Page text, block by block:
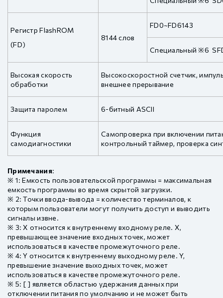
Регистр FlashROM
(FD)
8144 слов
FD0~FD6143
Специальный ※6
Высокая скорость
обработки
Высокоскоростной счетчик,
внешнее прерывание
Защита паролем 6-битный ASCII
Функция
самодиагностики
Самопроверка при включении
контрольный таймер, проверка
Примечания:
※ 1: Емкость пользовательской программы = максимальная
емкость программы во время скрытой загрузки.
※ 2: Точки ввода-вывода = количество терминалов, к
которым пользователи могут получить доступ и выводить
сигналы извне.
※ 3: X относится к внутреннему входному реле. X,
превышающее значение входных точек, может
использоваться в качестве промежуточного реле.
※ 4: Y относится к внутреннему выходному реле. Y,
превышение значение выходных точек, может
использоваться в качестве промежуточного реле.
※ 5: [ ] является областью удержания данных при
отключении питания по умолчанию и не может быть